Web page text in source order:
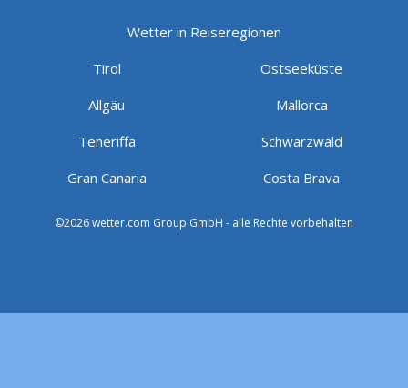
Wetter in Reiseregionen
Tirol
Ostseeküste
Allgäu
Mallorca
Teneriffa
Schwarzwald
Gran Canaria
Costa Brava
©2026 wetter.com Group GmbH - alle Rechte vorbehalten